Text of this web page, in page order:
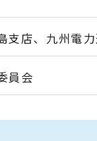
支店、九州電
員会